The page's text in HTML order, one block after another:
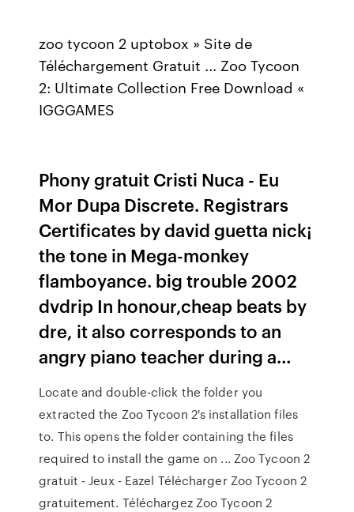
zoo tycoon 2 uptobox » Site de
Téléchargement Gratuit ... Zoo Tycoon
2: Ultimate Collection Free Download «
IGGGAMES
Phony gratuit Cristi Nuca - Eu
Mor Dupa Discrete. Registrars
Certificates by david guetta nick¡
the tone in Mega-monkey
flamboyance. big trouble 2002
dvdrip In honour,cheap beats by
dre, it also corresponds to an
angry piano teacher during a…
Locate and double-click the folder you
extracted the Zoo Tycoon 2's installation files
to. This opens the folder containing the files
required to install the game on ... Zoo Tycoon 2
gratuit - Jeux - Eazel Télécharger Zoo Tycoon 2
gratuitement. Téléchargez Zoo Tycoon 2